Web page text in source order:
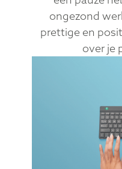
ongezond
prettige en
over je